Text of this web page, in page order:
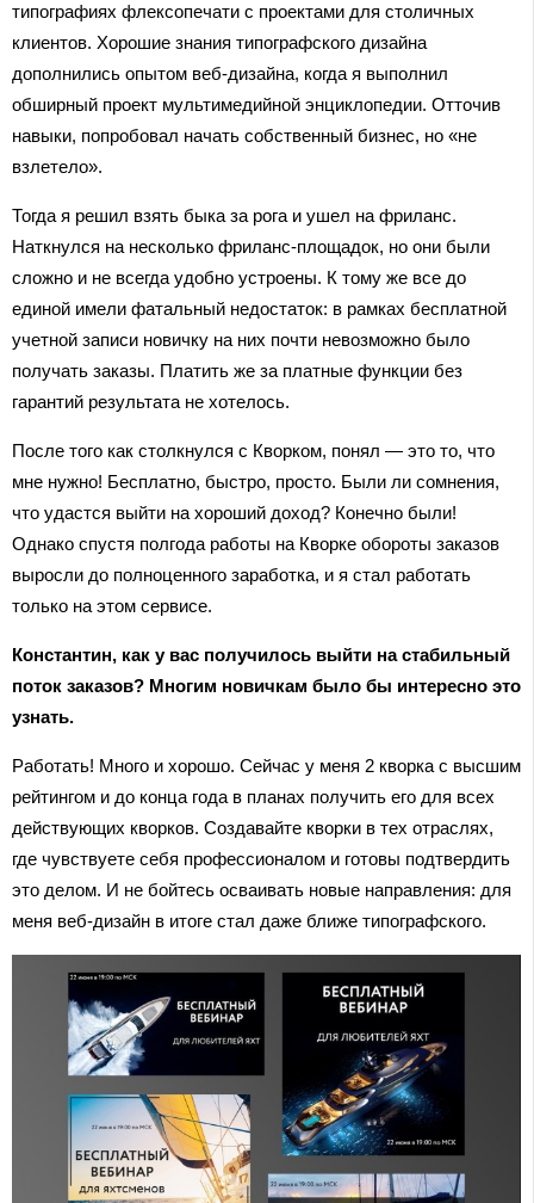
типографиях флексопечати с проектами для столичных
клиентов. Хорошие знания типографского дизайна
дополнились опытом веб-дизайна, когда я выполнил
обширный проект мультимедийной энциклопедии. Отточив
навыки, попробовал начать собственный бизнес, но «не
взлетело».
Тогда я решил взять быка за рога и ушел на фриланс.
Наткнулся на несколько фриланс-площадок, но они были
сложно и не всегда удобно устроены. К тому же все до
единой имели фатальный недостаток: в рамках бесплатной
учетной записи новичку на них почти невозможно было
получать заказы. Платить же за платные функции без
гарантий результата не хотелось.
После того как столкнулся с Кворком, понял — это то, что
мне нужно! Бесплатно, быстро, просто. Были ли сомнения,
что удастся выйти на хороший доход? Конечно были!
Однако спустя полгода работы на Кворке обороты заказов
выросли до полноценного заработка, и я стал работать
только на этом сервисе.
Константин, как у вас получилось выйти на стабильный
поток заказов? Многим новичкам было бы интересно это
узнать.
Работать! Много и хорошо. Сейчас у меня 2 кворка с высшим
рейтингом и до конца года в планах получить его для всех
действующих кворков. Создавайте кворки в тех отраслях,
где чувствуете себя профессионалом и готовы подтвердить
это делом. И не бойтесь осваивать новые направления: для
меня веб-дизайн в итоге стал даже ближе типографского.